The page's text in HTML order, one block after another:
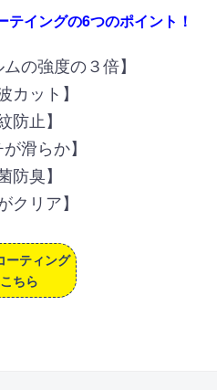
イングの6つのポイント！
の強度の３倍】
カット】
防止】
が滑らか】
防臭】
クリア】
ーティング
ちら